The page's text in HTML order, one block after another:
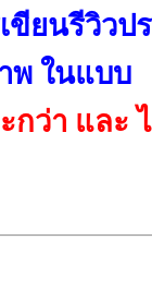
ยนรีวิวป
พ ในแบบ
กว่า และ